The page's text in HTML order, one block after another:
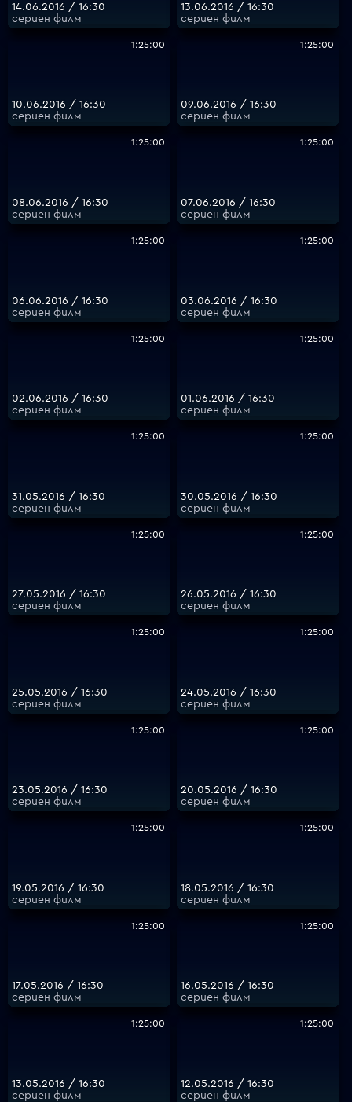
14.06.2016 / 16:30
сериен филм
13.06.2016 / 16:30
сериен филм
1:25:00
10.06.2016 / 16:30
сериен филм
1:25:00
09.06.2016 / 16:30
сериен филм
1:25:00
08.06.2016 / 16:30
сериен филм
1:25:00
07.06.2016 / 16:30
сериен филм
1:25:00
06.06.2016 / 16:30
сериен филм
1:25:00
03.06.2016 / 16:30
сериен филм
1:25:00
02.06.2016 / 16:30
сериен филм
1:25:00
01.06.2016 / 16:30
сериен филм
1:25:00
31.05.2016 / 16:30
сериен филм
1:25:00
30.05.2016 / 16:30
сериен филм
1:25:00
27.05.2016 / 16:30
сериен филм
1:25:00
26.05.2016 / 16:30
сериен филм
1:25:00
25.05.2016 / 16:30
сериен филм
1:25:00
24.05.2016 / 16:30
сериен филм
1:25:00
23.05.2016 / 16:30
сериен филм
1:25:00
20.05.2016 / 16:30
сериен филм
1:25:00
19.05.2016 / 16:30
сериен филм
1:25:00
18.05.2016 / 16:30
сериен филм
1:25:00
17.05.2016 / 16:30
сериен филм
1:25:00
16.05.2016 / 16:30
сериен филм
1:25:00
13.05.2016 / 16:30
сериен филм
1:25:00
12.05.2016 / 16:30
сериен филм